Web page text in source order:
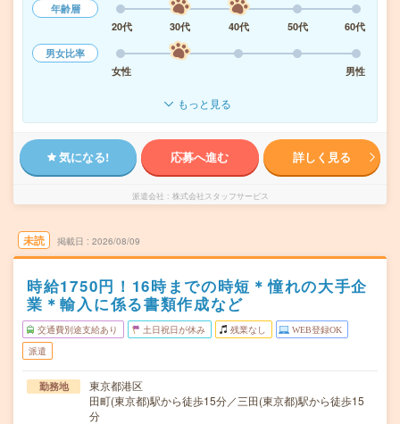
年齢層
20代
30代 40代 50代
60代
男女比率
女性
男性
もっと見る
気になる! 応募へ進む 詳しく見る
派遣会社 株式会社スタッフサービス
未読 掲載日 2026/08/09
時給1750円！16時までの時短＊憧れの大手企
業＊輸入に係る書類作成など
交通費別途支給あり 土日祝日が休み 残業なし WEB登録OK
派遣
勤務地
東京都港区
田町(東京都)駅から徒歩15分／三田(東京都)駅から徒歩15
分